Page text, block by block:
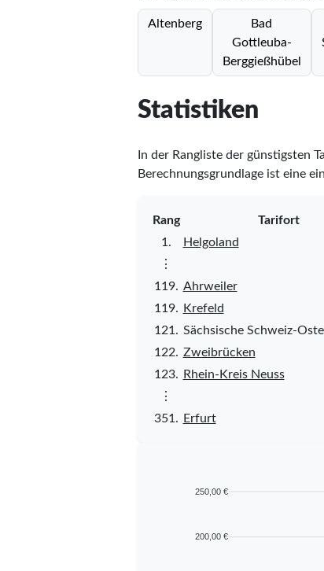
Altenberg
Bad
Gottleuba-
Berggießhübel
Statistiken
In der Rangliste der günstigsten
Berechnungsgrundlage ist eine
Rang Tarifort
1.
Helgoland
⋮
119. Ahrweiler
119.
Krefeld
121. Sächsische Schweiz-
122. Zweibrücken
123.
Rhein-Kreis Neuss
⋮
351.
Erfurt
250,00 €
200,00 €